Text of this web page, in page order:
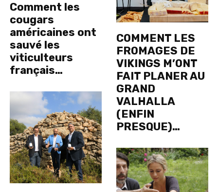
Comment les
cougars
américaines ont
sauvé les
viticulteurs
français…
COMMENT LES
FROMAGES DE
VIKINGS M’ONT
FAIT PLANER AU
GRAND
VALHALLA
(ENFIN
PRESQUE)…